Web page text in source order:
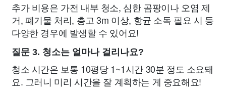
추가 비용은 가전 내부 청소, 심한 곰팡이나 오염 제
거, 폐기물 처리, 층고 3m 이상, 항균 소독 필요 시 등
다양한 경우에 발생할 수 있어요!
질문 3. 청소는 얼마나 걸리나요?
청소 시간은 보통 10평당 1~1시간 30분 정도 소요돼
요. 그러니 미리 시간을 잘 계획하는 게 중요해요!